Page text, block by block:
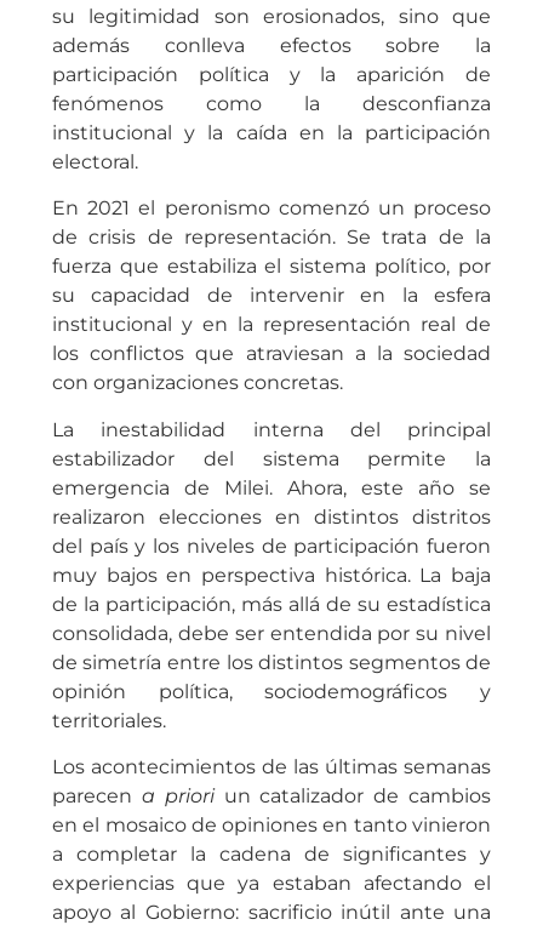
su legitimidad son erosionados, sino que
además conlleva efectos sobre la
participación política y la aparición de
fenómenos como la desconfianza
institucional y la caída en la participación
electoral.
En 2021 el peronismo comenzó un proceso
de crisis de representación. Se trata de la
fuerza que estabiliza el sistema político, por
su capacidad de intervenir en la esfera
institucional y en la representación real de
los conflictos que atraviesan a la sociedad
con organizaciones concretas.
La inestabilidad interna del principal
estabilizador del sistema permite la
emergencia de Milei. Ahora, este año se
realizaron elecciones en distintos distritos
del país y los niveles de participación fueron
muy bajos en perspectiva histórica. La baja
de la participación, más allá de su estadística
consolidada, debe ser entendida por su nivel
de simetría entre los distintos segmentos de
opinión política, sociodemográficos y
territoriales.
Los acontecimientos de las últimas semanas
parecen a prioriun catalizador de cambios
en el mosaico de opiniones en tanto vinieron
a completar la cadena de significantes y
experiencias que ya estaban afectando el
apoyo al Gobierno: sacrificio inútil ante una